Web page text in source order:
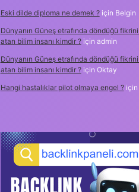
Eski dilde diploma ne demek ?için Belgin
Dünyanın Güneş etrafında döndüğü
atan bilim insanı kimdir ?için admin
Dünyanın Güneş etrafında döndüğü
atan bilim insanı kimdir ?için Oktay
Hangi hastalıklar pilot olmaya engel ?için